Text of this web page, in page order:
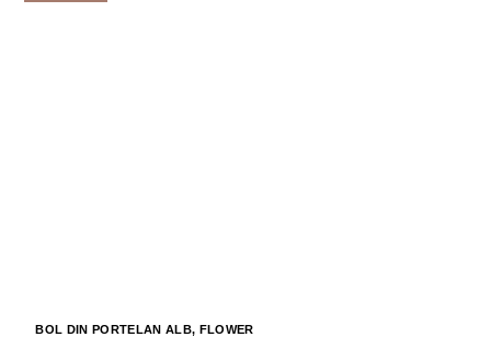
BOL DIN PORTELAN ALB, FLOWER